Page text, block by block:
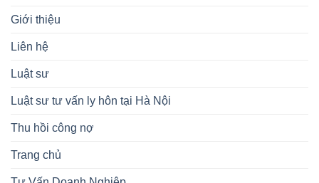
Giới thiệu
Liên hệ
Luật sư
Luật sư tư vấn ly hôn tại Hà Nội
Thu hồi công nợ
Trang chủ